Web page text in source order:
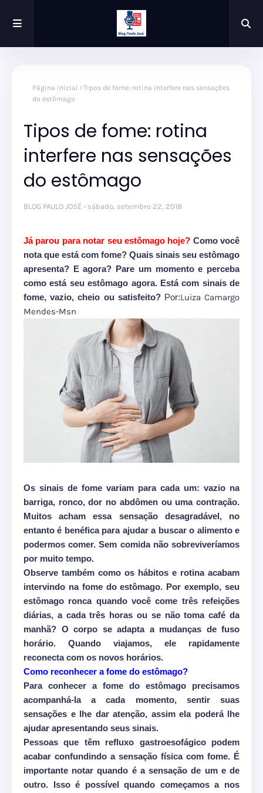
Página inicial
Tipos de fome: rotina interfere nas sensações
do estômago
Tipos de fome: rotina
interfere nas sensações
do estômago
BLOG PAULO JOSÉ sábado, setembro 22, 2018
Já parou para notar seu estômago hoje? Como você
nota que está com fome? Quais sinais seu estômago
apresenta? E agora? Pare um momento e perceba
como está seu estômago agora. Está com sinais de
fome, vazio, cheio ou satisfeito? Por:Luiza Camargo
Mendes-Msn
Os sinais de fome variam para cada um: vazio na
barriga, ronco, dor no abdômen ou uma contração.
Muitos acham essa sensação desagradável, no
entanto é benéfica para ajudar a buscar o alimento e
podermos comer. Sem comida não sobreviveríamos
por muito tempo.
Observe também como os hábitos e rotina acabam
intervindo na fome do estômago. Por exemplo, seu
estômago ronca quando você come três refeições
diárias, a cada três horas ou se não toma café da
manhã? O corpo se adapta a mudanças de fuso
horário. Quando viajamos, ele rapidamente
reconecta com os novos horários.
Como reconhecer a fome do estômago?
Para conhecer a fome do estômago precisamos
acompanhá-la a cada momento, sentir suas
sensações e lhe dar atenção, assim ela poderá lhe
ajudar apresentando seus sinais.
Pessoas que têm refluxo gastroesofágico podem
acabar confundindo a sensação física com fome. É
importante notar quando é a sensação de um e de
outro. Isso é possível quando começamos a nos